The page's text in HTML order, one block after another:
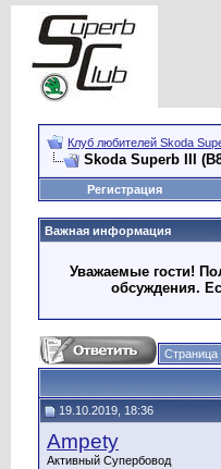
Клуб любителей Skoda
Skoda Superb III
Регистрация
Важная информация
Уважаемые гости!
обсуждения.
Страница
19.10.2019, 18:36
Ampety
Активный Супербовод